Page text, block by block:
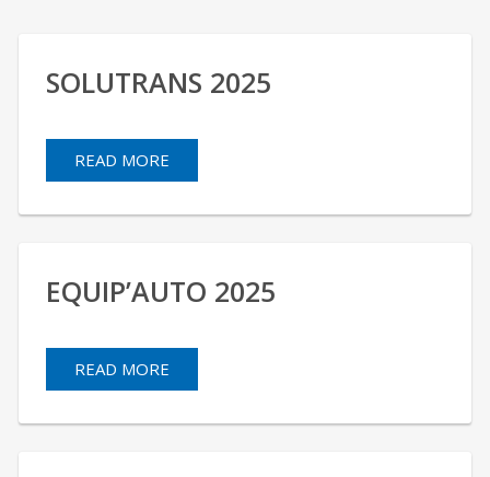
SOLUTRANS 2025
READ MORE
EQUIP’AUTO 2025
READ MORE